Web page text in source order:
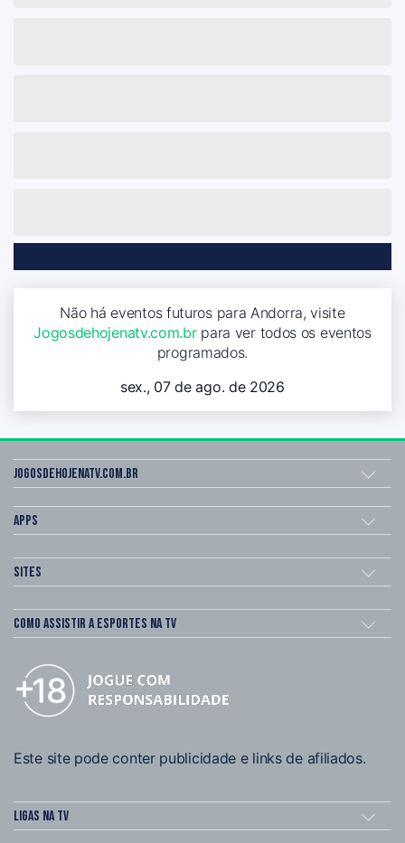
Não há eventos futuros para Andorra, visite
Jogosdehojenatv.com.brpara ver todos os eventos
programados.
sex., 07 de ago. de 2026
Jogosdehojenatv.com.br
Apps
Sites
Como assistir a esportes na TV
Este site pode conter publicidade e links de afiliados.
Ligas na TV